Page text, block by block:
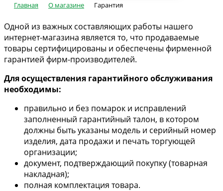
Главная О магазине Гарантия
Одной из важных составляющих работы нашего
интернет-магазина является то, что продаваемые
товары сертифицированы и обеспечены фирменной
гарантией фирм-производителей.
Для осуществления гарантийного обслуживания
необходимы:
правильно и без помарок и исправлений
заполненный гарантийный талон, в котором
должны быть указаны модель и серийный номер
изделия, дата продажи и печать торгующей
организации;
документ, подтверждающий покупку (товарная
накладная);
полная комплектация товара.